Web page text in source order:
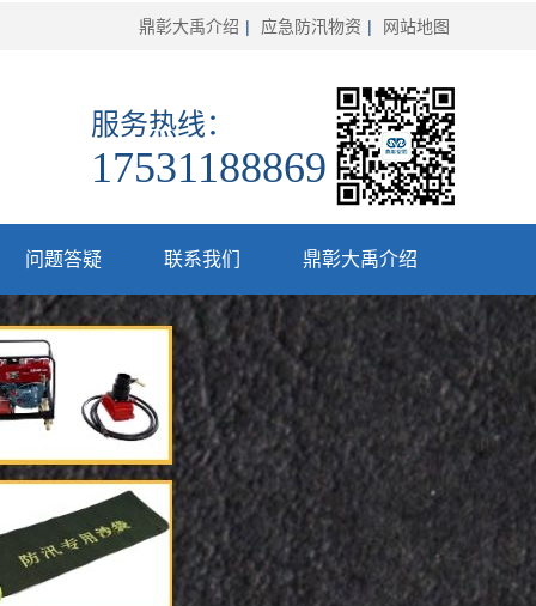
鼎彰大禹介绍 | 应急防汛物资 | 网站地图
服务热线：
17531188869
问题答疑 联系我们 鼎彰大禹介绍